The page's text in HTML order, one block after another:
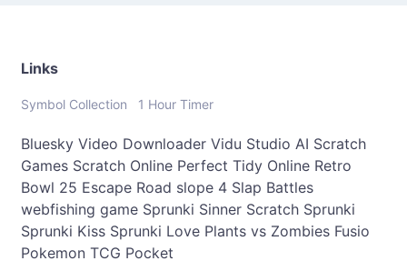
Links
Symbol Collection 1 Hour Timer
Bluesky Video Downloader Vidu Studio AI Scratch
Games Scratch Online Perfect Tidy Online Retro
Bowl 25 Escape Road slope 4 Slap Battles
webfishing game Sprunki Sinner Scratch Sprunki
Sprunki Kiss Sprunki Love Plants vs Zombies Fusio
Pokemon TCG Pocket